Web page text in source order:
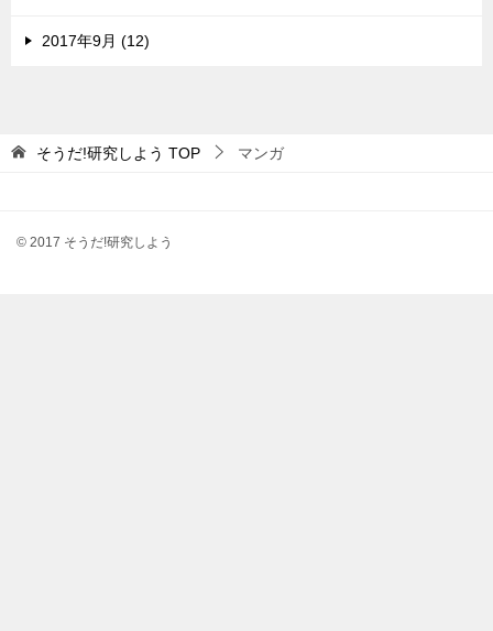
2017年9月 (12)
そうだ!研究しよう TOP マンガ
© 2017 そうだ!研究しよう